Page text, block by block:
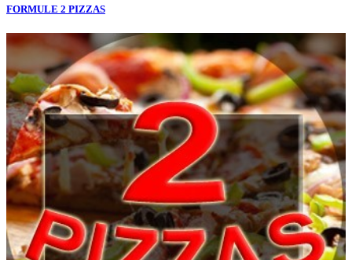
FORMULE 2 PIZZAS